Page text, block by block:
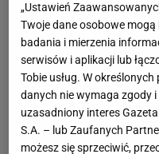
„Ustawień
Twoje dane osobowe
badania i mierzenia
serwisów i aplikacji lub
Tobie usług. W
danych nie wymaga zgody
uzasadniony interes
S.A. – lub Zaufanych
możesz się sprzeciwić,